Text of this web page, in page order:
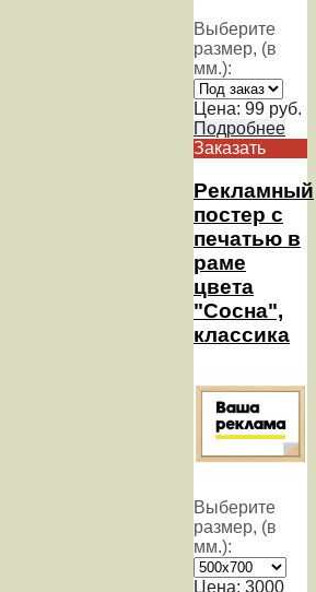
Выберите
размер, (в
мм.):
Цена: 99 руб.
Подробнее
Заказать
Рекламный
постер с
печатью в
раме
цвета
"Сосна",
классика
Выберите
размер, (в
мм.):
Цена: 3000